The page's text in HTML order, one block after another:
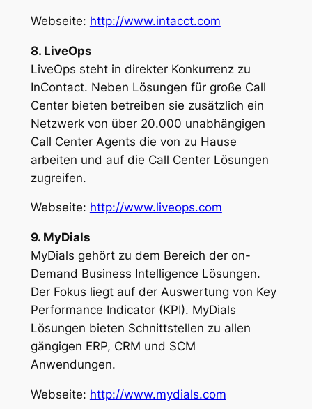
Webseite: http://www.intacct.com
8. LiveOps
LiveOps steht in direkter Konkurrenz zu
InContact. Neben Lösungen für große Call
Center bieten betreiben sie zusätzlich ein
Netzwerk von über 20.000 unabhängigen
Call Center Agents die von zu Hause
arbeiten und auf die Call Center Lösungen
zugreifen.
Webseite: http://www.liveops.com
9. MyDials
MyDials gehört zu dem Bereich der on-
Demand Business Intelligence Lösungen.
Der Fokus liegt auf der Auswertung von Key
Performance Indicator (KPI). MyDials
Lösungen bieten Schnittstellen zu allen
gängigen ERP, CRM und SCM
Anwendungen.
Webseite: http://www.mydials.com